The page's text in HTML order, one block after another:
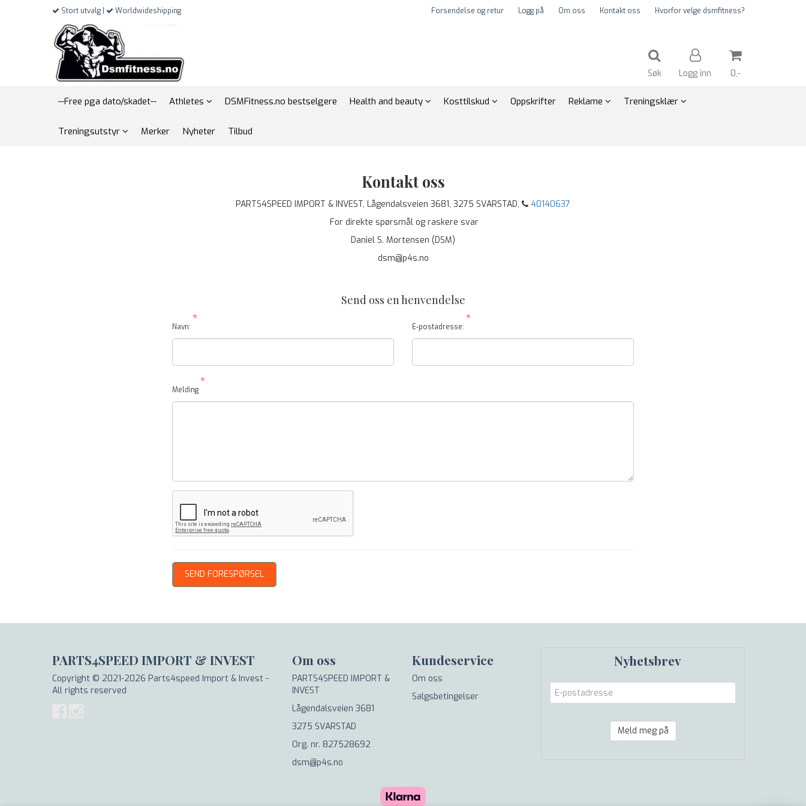
Stort utvalg | Worldwideshipping Forsendelse og retur Logg på Om oss Kontakt oss Hvorfor velge dsmfitness?
Søk Logg inn 0,-
--Free pga dato/skadet-- Athletes DSMFitness.no bestselgere Health and beauty Kosttilskud Oppskrifter Reklame Treningsklær
Treningsutstyr Merker Nyheter Tilbud
Kontakt oss
PARTS4SPEED IMPORT & INVEST, Lågendalsveien 3681, 3275 SVARSTAD,
40140637
For direkte spørsmål og raskere svar
Daniel S. Mortensen (DSM)
dsm@p4s.no
Send oss en henvendelse
Navn:
*
E-postadresse:
*
Melding
*
PARTS4SPEED IMPORT & INVEST
Copyright © 2021-2026 Parts4speed Import & Invest -
All rights reserved
Om oss
PARTS4SPEED IMPORT &
INVEST
Lågendalsveien 3681
3275 SVARSTAD
Org. nr. 827528692
dsm@p4s.no
Kundeservice
Om oss
Salgsbetingelser
Nyhetsbrev
Meld meg på